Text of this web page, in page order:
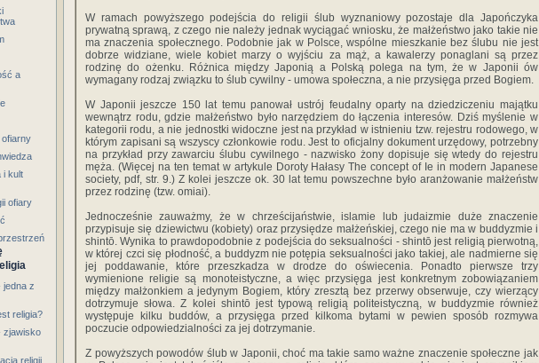
a
i kult
ofiary
jedna z
religia?
zjawisko
religii
W ramach powyższego podejścia do religii ślub wyznaniowy pozostaje dla Japończyka
prywatną sprawą, z czego nie należy jednak wyciągać wniosku, że małżeństwo jako takie nie
ma znaczenia społecznego. Podobnie jak w Polsce, wspólne mieszkanie bez ślubu nie jest
dobrze widziane, wiele kobiet marzy o wyjściu za mąż, a kawalerzy ponaglani są przez
rodzinę do ożenku. Różnica między Japonią a Polską polega na tym, że w Japonii ów
wymagany rodzaj związku to ślub cywilny - umowa społeczna, a nie przysięga przed Bogiem.
W Japonii jeszcze 150 lat temu panował ustrój feudalny oparty na dziedziczeniu majątku
wewnątrz rodu, gdzie małżeństwo było narzędziem do łączenia interesów. Dziś myślenie w
kategorii rodu, a nie jednostki widoczne jest na przykład w istnieniu tzw. rejestru rodowego, w
którym zapisani są wszyscy członkowie rodu. Jest to oficjalny dokument urzędowy, potrzebny
na przykład przy zawarciu ślubu cywilnego - nazwisko żony dopisuje się wtedy do rejestru
męża. (Więcej na ten temat w artykule Doroty Hałasy The concept of Ie in modern Japanese
society, pdf, str. 9.) Z kolei jeszcze ok. 30 lat temu powszechne było aranżowanie małżeństw
przez rodzinę (tzw. omiai).
Jednocześnie zauważmy, że w chrześcijaństwie, islamie lub judaizmie duże znaczenie
przypisuje się dziewictwu (kobiety) oraz przysiędze małżeńskiej, czego nie ma w buddyzmie i
shintō. Wynika to prawdopodobnie z podejścia do seksualności - shintō jest religią pierwotną,
w której czci się płodność, a buddyzm nie potępia seksualności jako takiej, ale nadmierne się
jej poddawanie, które przeszkadza w drodze do oświecenia. Ponadto pierwsze trzy
wymienione religie są monoteistyczne, a więc przysięga jest konkretnym zobowiązaniem
między małżonkiem a jedynym Bogiem, który zresztą bez przerwy obserwuje, czy wierzący
dotrzymuje słowa. Z kolei shintō jest typową religią politeistyczną, w buddyzmie również
występuje kilku buddów, a przysięga przed kilkoma bytami w pewien sposób rozmywa
poczucie odpowiedzialności za jej dotrzymanie.
Z powyższych powodów ślub w Japonii, choć ma takie samo ważne znaczenie społeczne jak